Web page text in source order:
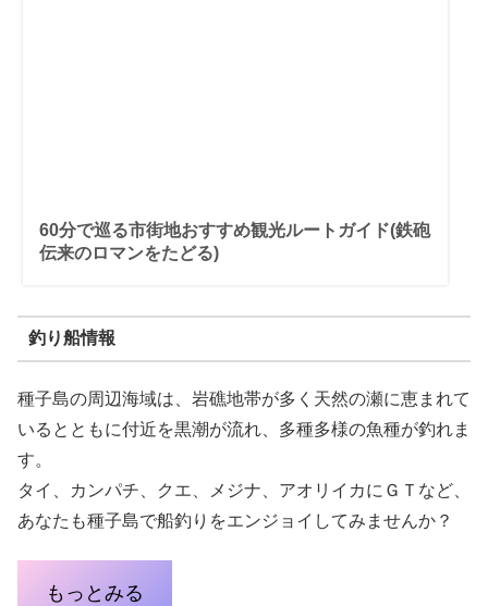
60分で巡る市街地おすすめ観光ルートガイド(鉄砲
伝来のロマンをたどる)
釣り船情報
種子島の周辺海域は、岩礁地帯が多く天然の瀬に恵まれて
いるとともに付近を黒潮が流れ、多種多様の魚種が釣れま
す。
タイ、カンパチ、クエ、メジナ、アオリイカにＧＴなど、
あなたも種子島で船釣りをエンジョイしてみませんか？
もっとみる